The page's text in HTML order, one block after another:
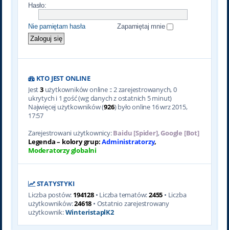
Hasło:
Nie pamiętam hasła Zapamiętaj mnie
KTO JEST ONLINE
Jest3użytkowników online :: 2 zarejestrowanych, 0
ukrytych i 1 gość (wg danych z ostatnich 5 minut)
Najwięcej użytkowników (926) było online 16 wrz 2015,
17:57
Zarejestrowani użytkownicy:Baidu [Spider],Google [Bot]
Legenda – kolory grup:Administratorzy,
Moderatorzy globalni
STATYSTYKI
Liczba postów: 194128• Liczba tematów:2455 • Liczba
użytkowników:24618 • Ostatnio zarejestrowany
użytkownik:WinteristaplK2